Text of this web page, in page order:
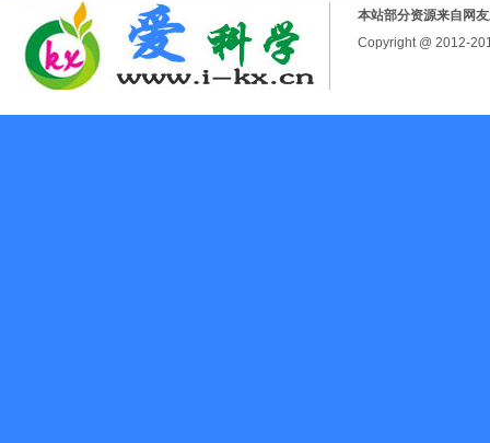
本站部分资源来自网
Copyright @ 2012-